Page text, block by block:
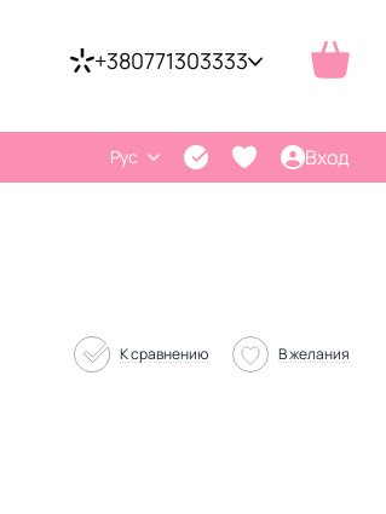
+380771303333
Рус Вход
К сравнению В желания